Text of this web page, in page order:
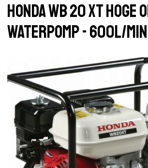
Honda WB 20 XT
waterpomp - 600L/min